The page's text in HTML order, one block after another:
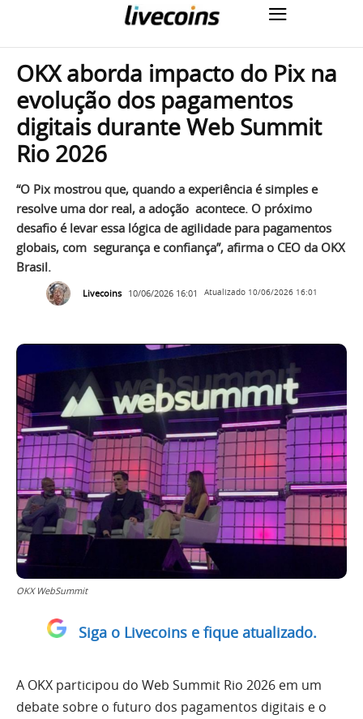
OKX aborda impacto do Pix na
evolução dos pagamentos
digitais durante Web Summit
Rio 2026
“O Pix mostrou que, quando a experiência é simples e
resolve uma dor real, a adoção acontece. O próximo
desafio é levar essa lógica de agilidade para pagamentos
globais, com segurança e confiança”, afirma o CEO da OKX
Brasil.
Livecoins 10/06/2026 16:01 Atualizado 10/06/2026 16:01
OKX WebSummit
Siga o Livecoins e fique atualizado.
A OKX participou do Web Summit Rio 2026 em um
debate sobre o futuro dos pagamentos digitais e o